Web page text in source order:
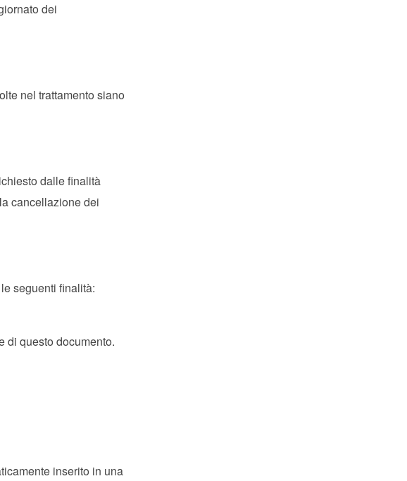
dei
nel trattamento siano
dalle finalità
cancellazione dei
seguenti finalità:
di questo documento.
inserito in una